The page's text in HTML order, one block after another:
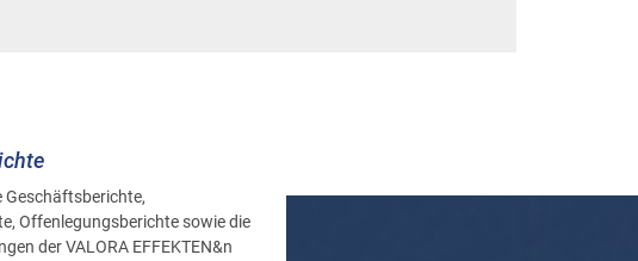
Geschäftsberichte,
Offenlegungsberichte sowie die
der VALORA EFFEKTEN&n